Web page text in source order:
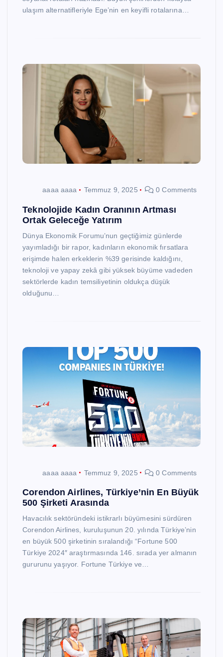
ulaşım alternatifleriyle Ege’nin en keyifli rotalarına…
aaaa aaaa Temmuz 9, 2025 0 Comments
Teknolojide Kadın Oranının Artması
Ortak Geleceğe Yatırım
Dünya Ekonomik Forumu’nun geçtiğimiz günlerde
yayımladığı bir rapor, kadınların ekonomik fırsatlara
erişimde halen erkeklerin %39 gerisinde kaldığını,
teknoloji ve yapay zekâ gibi yüksek büyüme vadeden
sektörlerde kadın temsiliyetinin oldukça düşük
olduğunu…
aaaa aaaa Temmuz 9, 2025 0 Comments
Corendon Airlines, Türkiye’nin En Büyük
500 Şirketi Arasında
Havacılık sektöründeki istikrarlı büyümesini sürdüren
Corendon Airlines, kuruluşunun 20. yılında Türkiye’nin
en büyük 500 şirketinin sıralandığı “Fortune 500
Türkiye 2024″ araştırmasında 146. sırada yer almanın
gururunu yaşıyor. Fortune Türkiye ve…